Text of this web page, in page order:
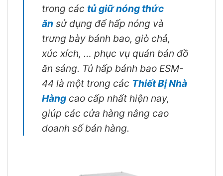
trong các tủ giữ nóng thức
ăn sử dụng để hấp nóng và
trưng bày bánh bao, giò chả,
xúc xích, … phục vụ quán bán đồ
ăn sáng. Tủ hấp bánh bao ESM-
44 là một trong các Thiết Bị Nhà
Hàng cao cấp nhất hiện nay,
giúp các cửa hàng nâng cao
doanh số bán hàng.